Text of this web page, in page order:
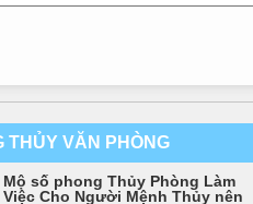
THỦY VĂN PHÒNG
Mộ số phong Thủy Phòng Làm
Việc Cho Người Mệnh Thủy nên